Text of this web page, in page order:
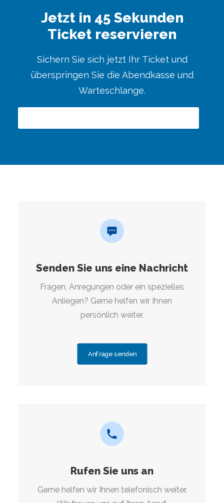
Jetzt in 45 Sekunden
Ticket reservieren
Sichern Sie sich jetzt Ihr Ticket und
überspringen Sie die Abendkasse und
Warteschlange.
Senden Sie uns eine Nachricht
Fragen, Anregungen oder ein spezielles
Anliegen? Gerne helfen wir Ihnen
persönlich weiter.
Anfrage senden
Rufen Sie uns an
Gerne helfen wir Ihnen telefonisch weiter.